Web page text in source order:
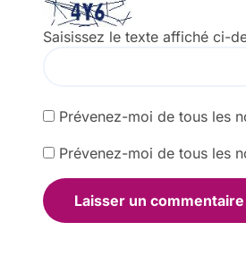
Saisissez le texte affiché ci-
Prévenez-moi de tous les
Prévenez-moi de tous les